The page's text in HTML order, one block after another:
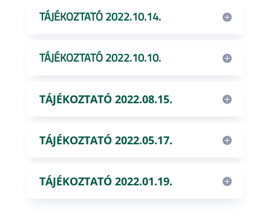
TÁJÉKOZTATÓ 2022.10.14.
TÁJÉKOZTATÓ 2022.10.10.
TÁJÉKOZTATÓ 2022.08.15.
TÁJÉKOZTATÓ 2022.05.17.
TÁJÉKOZTATÓ 2022.01.19.